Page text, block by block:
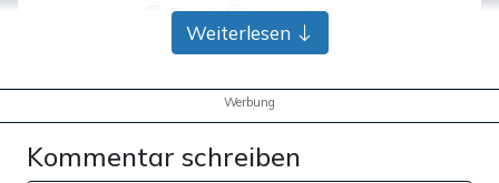
Bank-Überweisung
Weiterlesen
Werbung
Kommentar schreiben